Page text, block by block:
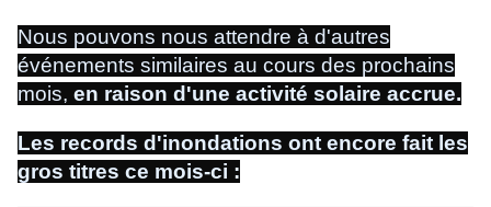
Nous pouvons nous attendre à d'autres
événements similaires au cours des prochains
mois, en raison d'une activité solaire accrue.
Les records d'inondations ont encore fait les
gros titres ce mois-ci :